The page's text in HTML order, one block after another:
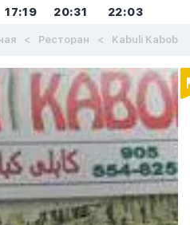
17:19 20:31 22:03
Ресторан Kabuli Kabob